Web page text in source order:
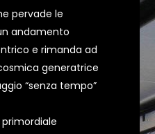
pervade le
andamento
e rimanda ad
generatrice
“senza tempo”